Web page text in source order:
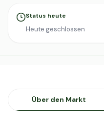
Status heute
Heute geschlossen
Über den Markt